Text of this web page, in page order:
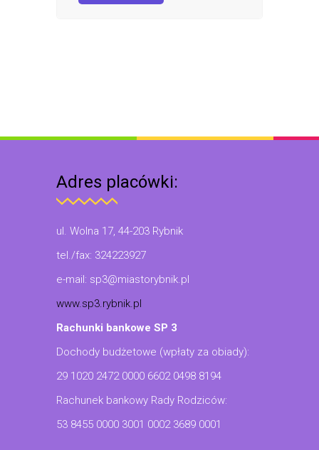
Adres placówki:
ul. Wolna 17, 44-203 Rybnik
tel./fax: 324223927
e-mail: sp3@miastorybnik.pl
www.sp3.rybnik.pl
Rachunki bankowe SP 3
Dochody budżetowe (wpłaty za obiady):
29 1020 2472 0000 6602 0498 8194
Rachunek bankowy Rady Rodziców:
53 8455 0000 3001 0002 3689 0001